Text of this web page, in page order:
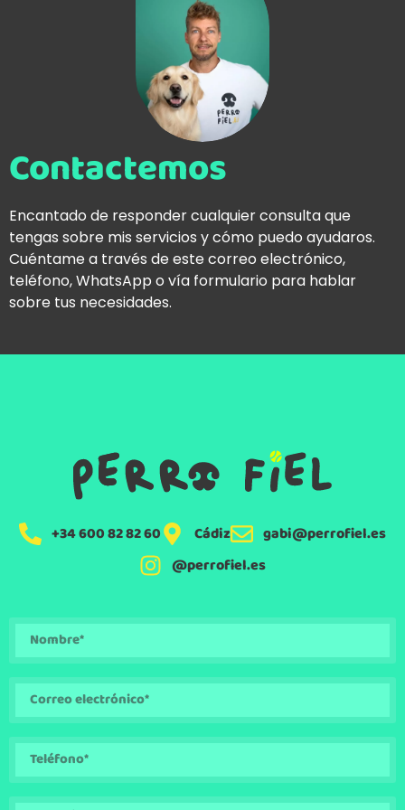
Contactemos
Encantado de responder cualquier consulta que
tengas sobre mis servicios y cómo puedo ayudaros.
Cuéntame a través de este correo electrónico,
teléfono, WhatsApp o vía formulario para hablar
sobre tus necesidades.
+34 600 82 82 60 Cádiz
gabi@perrofiel.es
@perrofiel.es